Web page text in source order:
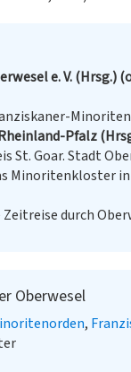
e. V. (Hrsg.)
Pfalz
St. Goar. Stadt
Minoritenkloster
Zeitreise durch
Oberwesel